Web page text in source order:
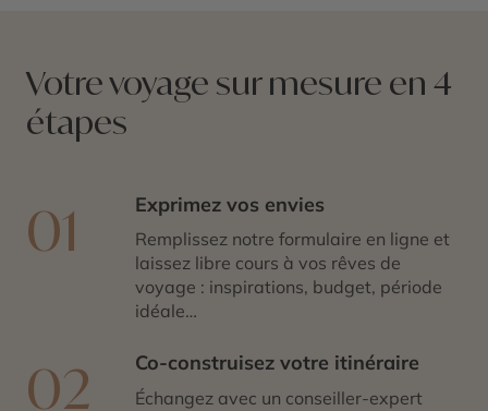
Votre voyage sur mesure en 4
étapes
01 Exprimez vos envies
Remplissez notre formulaire en ligne et
laissez libre cours à vos rêves de
voyage : inspirations, budget, période
idéale…
02 Co-construisez votre itinéraire
Échangez avec un conseiller-expert